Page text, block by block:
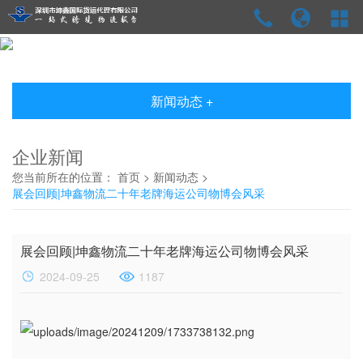
新闻动态 +
企业新闻
您当前所在的位置： 首页 > 新闻动态 >
展会回顾|坤鑫物流二十年老牌海运公司物博会风采
展会回顾|坤鑫物流二十年老牌海运公司物博会风采
2024-09-25 1187